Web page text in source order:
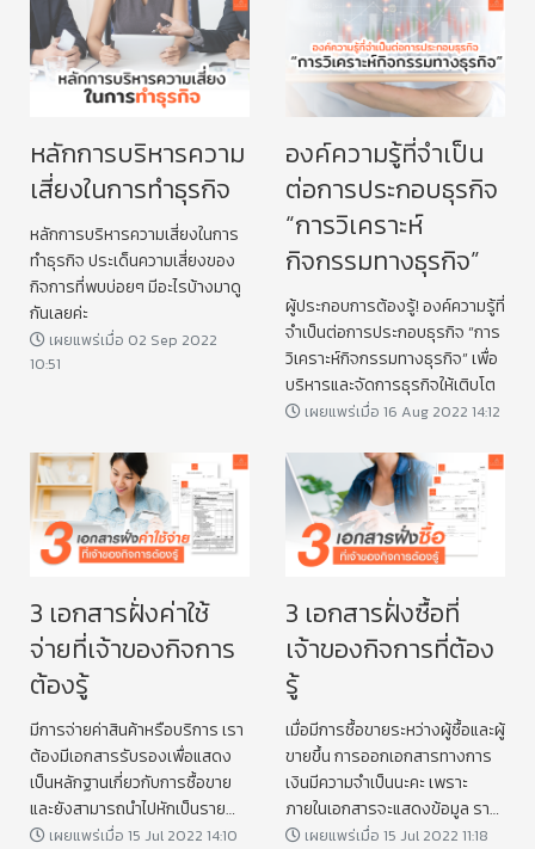
หลักการบริหารความ
เสี่ยงในการทำธุรกิจ
หลักการบริหารความเสี่ยงในการ
ทำธุรกิจ ประเด็นความเสี่ยงของ
กิจการที่พบบ่อยๆ มีอะไรบ้างมาดู
กันเลยค่ะ
เผยแพร่เมื่อ 02 Sep 2022
10:51
องค์ความรู้ที่จำเป็น
ต่อการประกอบธุรกิจ
“การวิเคราะห์
กิจกรรมทางธุรกิจ”
ผู้ประกอบการต้องรู้! องค์ความรู้ที่
จำเป็นต่อการประกอบธุรกิจ “การ
วิเคราะห์กิจกรรมทางธุรกิจ” เพื่อ
บริหารและจัดการธุรกิจให้เติบโต
เผยแพร่เมื่อ 16 Aug 2022 14:12
3 เอกสารฝั่งค่าใช้
จ่ายที่เจ้าของกิจการ
ต้องรู้
มีการจ่ายค่าสินค้าหรือบริการ เรา
ต้องมีเอกสารรับรองเพื่อแสดง
เป็นหลักฐานเกี่ยวกับการซื้อขาย
และยังสามารถนำไปหักเป็นราย
จ่ายทางภาษีได้
เผยแพร่เมื่อ 15 Jul 2022 14:10
3 เอกสารฝั่งซื้อที่
เจ้าของกิจการที่ต้อง
รู้
เมื่อมีการซื้อขายระหว่างผู้ซื้อและผู้
ขายขึ้น การออกเอกสารทางการ
เงินมีความจำเป็นนะคะ เพราะ
ภายในเอกสารจะแสดงข้อมูล ราย
ละเอียด รวมถึงยอดเงินที่ชำระ
เผยแพร่เมื่อ 15 Jul 2022 11:18